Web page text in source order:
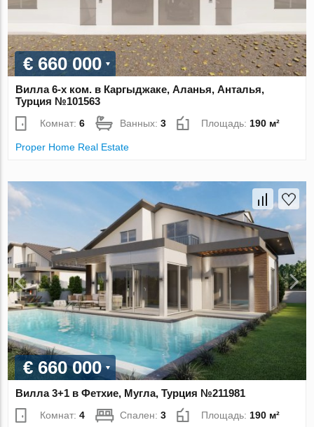
€ 660 000
Вилла 6-х ком. в Каргыджаке, Аланья, Анталья,
Турция №101563
Комнат:6 Ванных:3 Площадь: 190 м²
Proper Home Real Estate
€ 660 000
Вилла 3+1 в Фетхие, Мугла, Турция №211981
Комнат:4 Спален:3 Площадь: 190 м²